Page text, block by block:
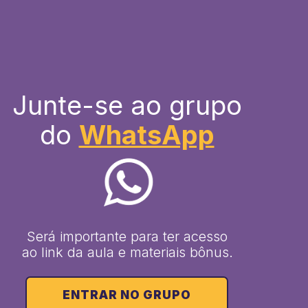
Junte-se ao grupo
do WhatsApp
Será importante para ter acesso
ao link da aula e materiais bônus.
ENTRAR NO GRUPO